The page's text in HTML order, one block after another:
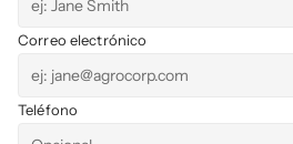
Correo electrónico
Teléfono